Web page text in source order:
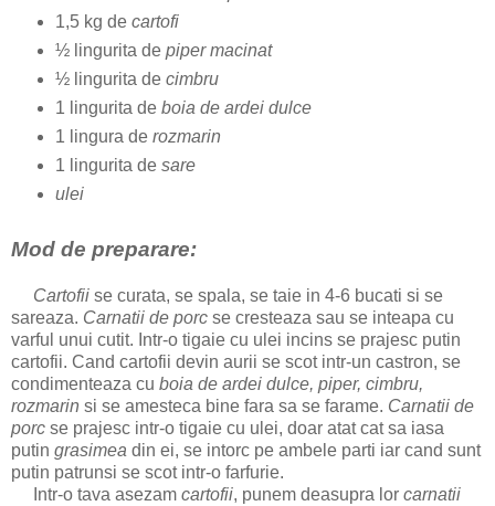
1,5 kg de cartofi
½ lingurita de piper macinat
½ lingurita de cimbru
1 lingurita de boia de ardei dulce
1 lingura de rozmarin
1 lingurita de sare
ulei
Mod de preparare:
Cartofii se curata, se spala, se taie in 4-6 bucati si se
sareaza. Carnatii de porc se cresteaza sau se inteapa cu
varful unui cutit. Intr-o tigaie cu ulei incins se prajesc putin
cartofii. Cand cartofii devin aurii se scot intr-un castron, se
condimenteaza cu boia de ardei dulce, piper, cimbru,
rozmarin si se amesteca bine fara sa se farame. Carnatii de
porc se prajesc intr-o tigaie cu ulei, doar atat cat sa iasa
putin grasimea din ei, se intorc pe ambele parti iar cand sunt
putin patrunsi se scot intr-o farfurie.
Intr-o tava asezam cartofii, punem deasupra lor carnatii